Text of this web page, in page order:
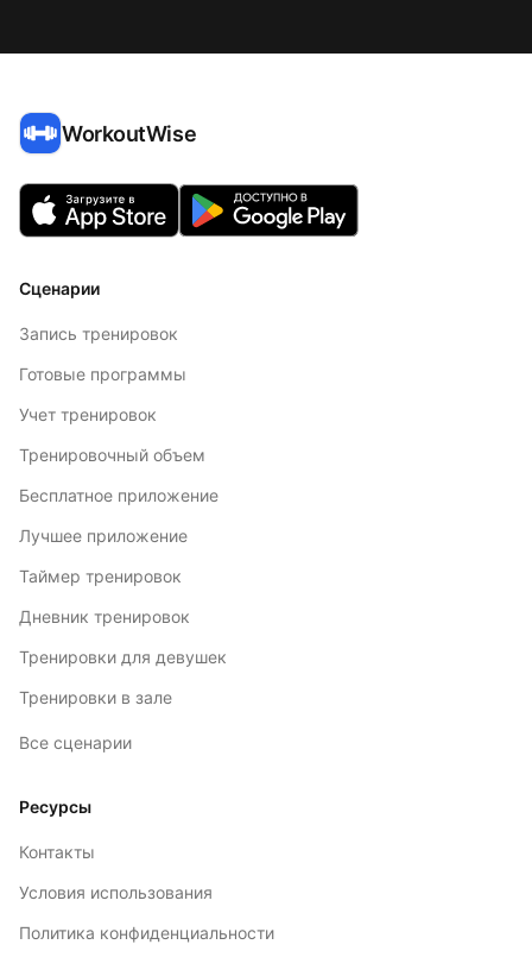
WorkoutWise
Сценарии
Запись тренировок
Готовые программы
Учет тренировок
Тренировочный объем
Бесплатное приложение
Лучшее приложение
Таймер тренировок
Дневник тренировок
Тренировки для девушек
Тренировки в зале
Все сценарии
Ресурсы
Контакты
Условия использования
Политика конфиденциальности